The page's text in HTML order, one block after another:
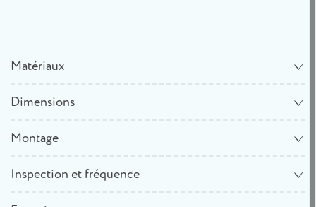
Matériaux
Dimensions
Montage
Inspection et fréquence